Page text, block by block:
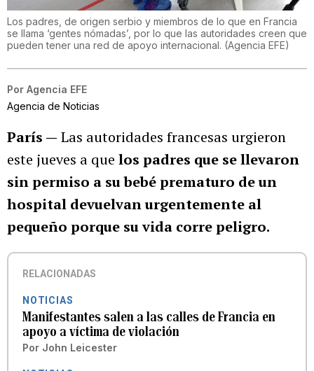
Los padres, de origen serbio y miembros de lo que en Francia
se llama ‘gentes nómadas’, por lo que las autoridades creen que
pueden tener una red de apoyo internacional. (Agencia EFE)
Por Agencia EFE
Agencia de Noticias
París — Las autoridades francesas urgieron
este jueves a que los padres que se llevaron
sin permiso a su bebé prematuro de un
hospital devuelvan urgentemente al
pequeño porque su vida corre peligro.
RELACIONADAS
NOTICIAS
Manifestantes salen a las calles de Francia en
apoyo a víctima de violación
Por John Leicester